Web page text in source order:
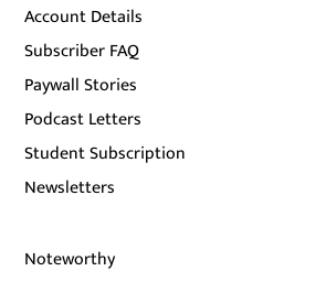
Account Details
Subscriber FAQ
Paywall Stories
Podcast Letters
Student Subscription
Newsletters
Noteworthy